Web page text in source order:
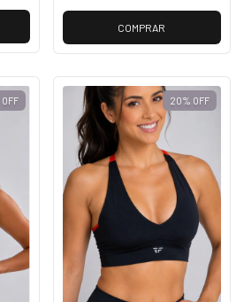
COMPRAR
OFF 20% OFF